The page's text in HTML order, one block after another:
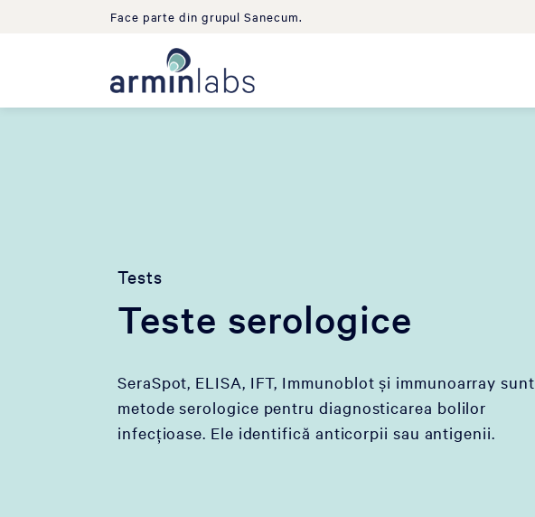
Face parte din grupul Sanecum.
Tests
Teste serologice
SeraSpot, ELISA, IFT, Immunoblot și immunoarray sunt
metode serologice pentru diagnosticarea bolilor
infecțioase. Ele identifică anticorpii sau antigenii.